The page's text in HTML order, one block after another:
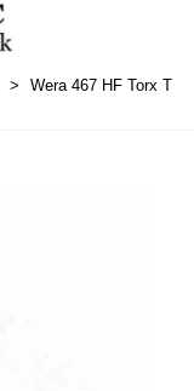
>
Wera 467 HF Torx T